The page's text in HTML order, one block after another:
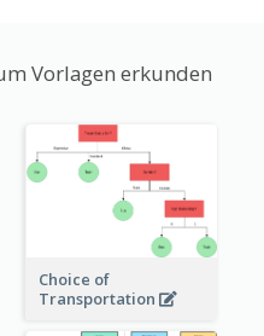
Vorlagen erkunden
Choice of
Transportation